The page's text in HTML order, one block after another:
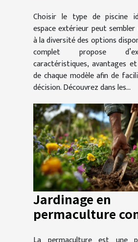
Choisir le type de piscine
espace extérieur peut
à la diversité des options
complet propose
caractéristiques, avantages
de chaque modèle afin de
décision. Découvrez dans les...
Jardinage en
permaculture